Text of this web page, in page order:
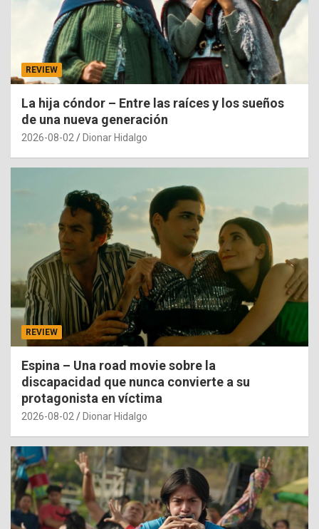
REVIEW
La hija cóndor – Entre las raíces y los sueños
de una nueva generación
2026-08-02 Dionar Hidalgo
REVIEW
Espina – Una road movie sobre la
discapacidad que nunca convierte a su
protagonista en víctima
2026-08-02 Dionar Hidalgo